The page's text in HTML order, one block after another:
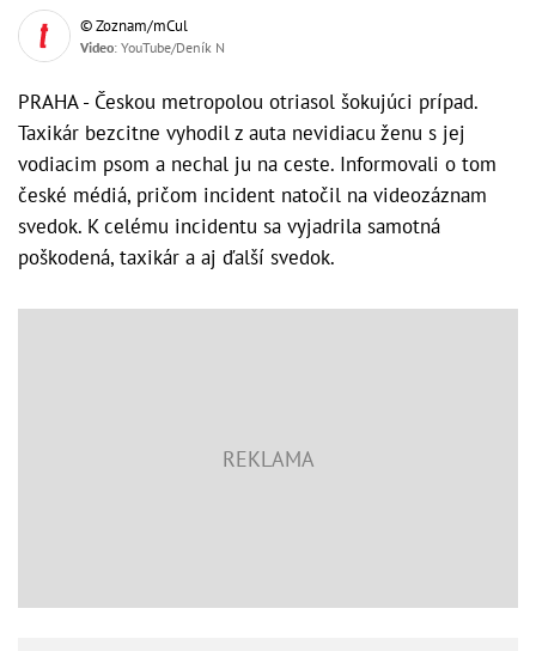
© Zoznam/mCul
Video: YouTube/Deník N
PRAHA - Českou metropolou otriasol šokujúci prípad.
Taxikár bezcitne vyhodil z auta nevidiacu ženu s jej
vodiacim psom a nechal ju na ceste. Informovali o tom
české médiá, pričom incident natočil na videozáznam
svedok. K celému incidentu sa vyjadrila samotná
poškodená, taxikár a aj ďalší svedok.